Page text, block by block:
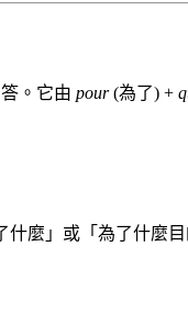
。它由 pour(為了) +
什麼」或「為了什麼